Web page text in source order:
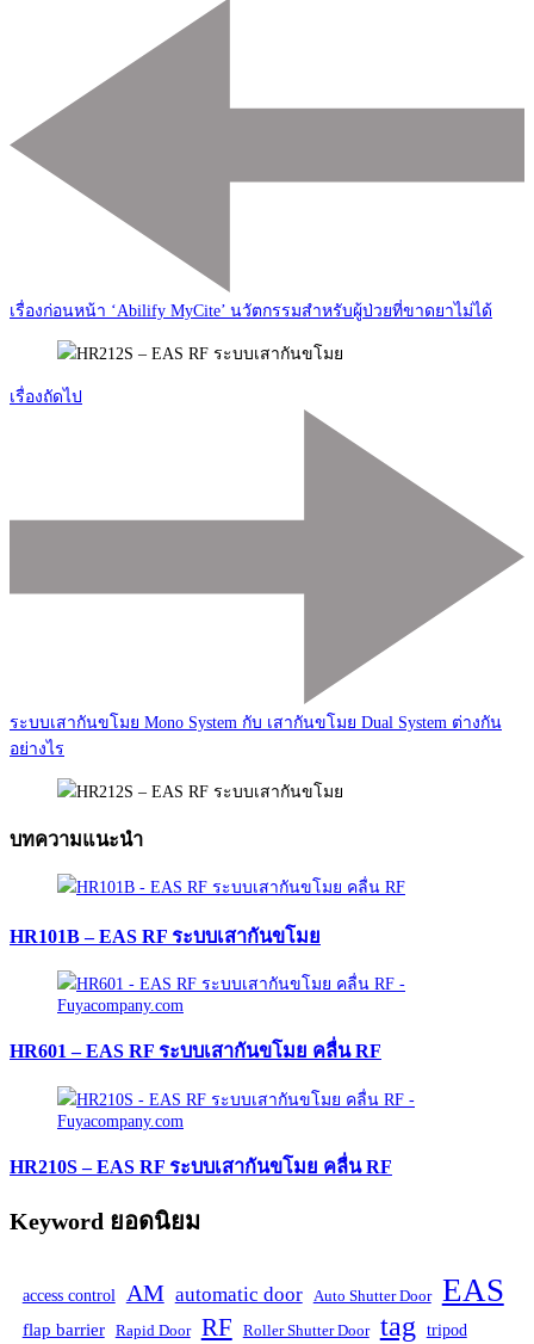
โพส
เรื่องก่อนหน้า ‘Abilify MyCite’ นวัตกรรมสำหรับผู้ป่วยที่ขาดยาไม่ได้
เรื่องถัดไป
ระบบเสากันขโมย Mono System กับ เสากันขโมย Dual System ต่างกัน
อย่างไร
บทความแนะนำ
HR101B – EAS RF ระบบเสากันขโมย
HR601 – EAS RF ระบบเสากันขโมย คลื่น RF
HR210S – EAS RF ระบบเสากันขโมย คลื่น RF
Keyword ยอดนิยม
access control AM automatic door Auto Shutter Door EAS
flap barrier Rapid Door RF Roller Shutter Door tag tripod